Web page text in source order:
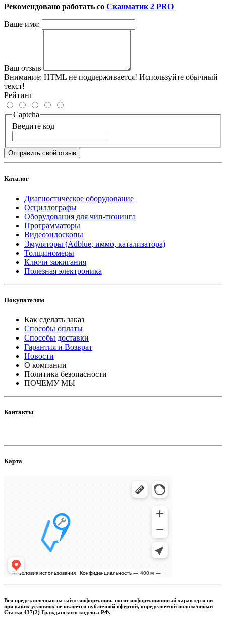
Рекомендовано работать со Сканматик 2 PRO
Ваше имя:
Ваш отзыв
Внимание: HTML не поддерживается! Используйте обычный
текст!
Рейтинг
Captcha
Введите код
Отправить свой отзыв
Каталог
Диагностическое оборудование
Осциллографы
Оборудования для чип-тюнинга
Программаторы
Видеоэндоскопы
Эмуляторы (Adblue, иммо, катализатора)
Толщиномеры
Ключи зажигания
Полезная электроника
Покупателям
Как сделать заказ
Способы оплаты
Способы доставки
Гарантия и Возврат
Новости
О компании
Политика безопасности
ПОЧЕМУ МЫ
Контакты
Карта
Вся представленная на сайте информация, носит информационный характер и ни
при каких условиях не является публичной офертой, определяемой положениями
Статьи 437(2) Гражданского кодекса РФ.